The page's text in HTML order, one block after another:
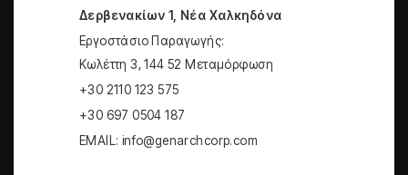
Δερβενακίων 1, Νέα Χαλκηδόνα
Εργοστάσιο Παραγωγής:
Kωλέττη 3, 144 52 Μεταμόρφωση
+30 2110 123 575
+30 697 0504 187
EMAIL: info@genarchcorp.com